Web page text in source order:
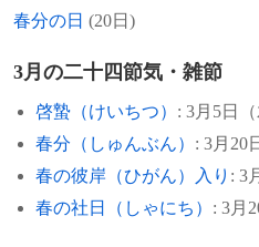
任。
1935年
吉田岩窟王事件
23年ぶりに仮出
1935年 ペルシアが国号
1934年 函館大火が発生
1978年）
1907年 近藤宮子、作詞
1910年
西田修平、陸上
1997年）
年）
1991年
レオ・フェンダ
年）
1992年
西岡京治、農業
年）
春分の日 (20日)
3月の二十四節気・雑節
啓蟄（けいちつ） : 3月5日（
春分（しゅんぶん） : 3月20
春の彼岸（ひがん）入り : 3
春の社日（しゃにち） : 3月